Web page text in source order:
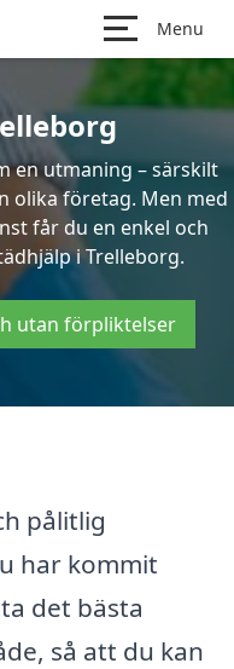
Menu
en utmaning – särskilt
olika företag. Men med
får du en enkel och
i Trelleborg.
utan förpliktelser
pålitlig
har kommit
det bästa
så att du kan